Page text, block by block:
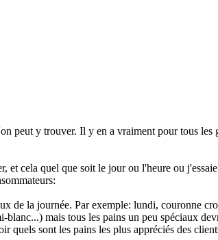
peut y trouver. Il y en a vraiment pour tous
cela quel que soit le jour ou l'heure ou
de la journée. Par exemple: lundi, couronne
mais tous les pains un peu spéciaux
quels sont les pains les plus appréciés des